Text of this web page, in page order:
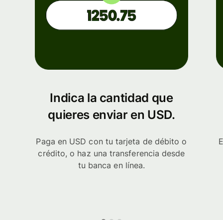
Indica la cantidad que
quieres enviar en USD.
Paga en USD con tu tarjeta de débito o
crédito, o haz una transferencia desde
tu banca en línea.